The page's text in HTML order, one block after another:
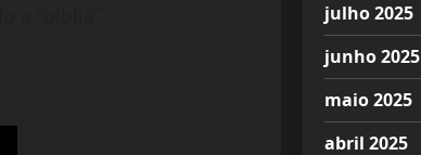
julho 2025
junho 2025
maio 2025
abril 2025